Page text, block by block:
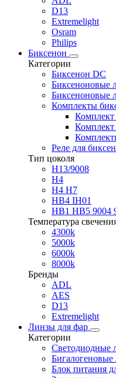
D13
Extremelight
Osram
Philips
Биксенон
Категории
Биксенон DC
Биксеноновые
Биксеноновые
Комплекты
Реле для
Тип цоколя
H13/9008
H4
H4 H7
HB4 IH01
HB1 HB5 9004
Температура
4300k
5000k
6000k
8000k
Бренды
ADL
AES
D13
Extremelight
Линзы для фар
Категории
Светодиодные
Блок питания